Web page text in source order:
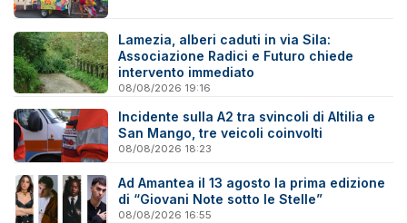
Lamezia, alberi caduti in via Sila:
Associazione Radici e Futuro chiede
intervento immediato
08/08/2026 19:16
Incidente sulla A2 tra svincoli di Altilia e
San Mango, tre veicoli coinvolti
08/08/2026 18:23
Ad Amantea il 13 agosto la prima edizione
di “Giovani Note sotto le Stelle”
08/08/2026 16:55